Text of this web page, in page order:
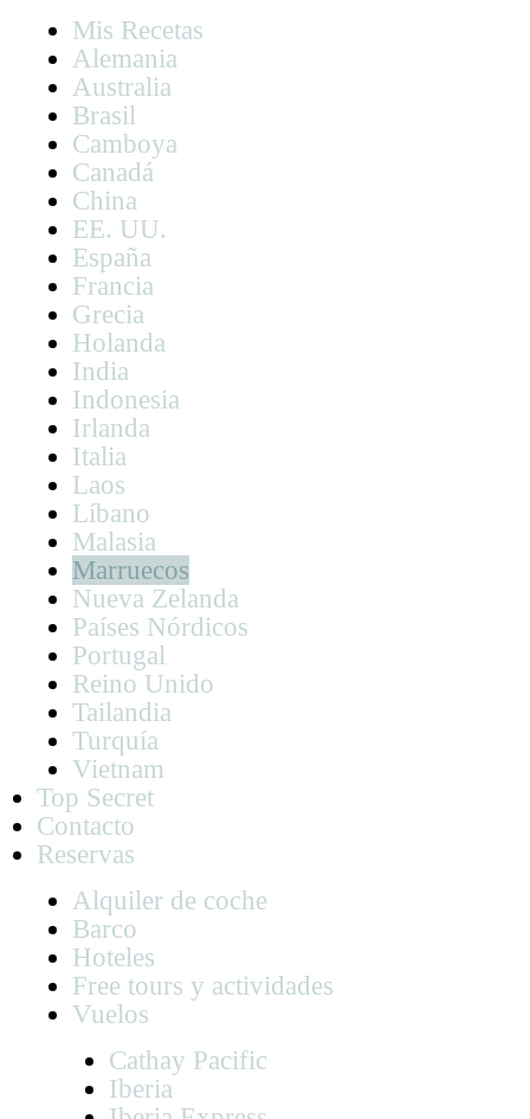
Mis Recetas
Alemania
Australia
Brasil
Camboya
Canadá
China
EE. UU.
España
Francia
Grecia
Holanda
India
Indonesia
Irlanda
Italia
Laos
Líbano
Malasia
Marruecos
Nueva Zelanda
Países Nórdicos
Portugal
Reino Unido
Tailandia
Turquía
Vietnam
Top Secret
Contacto
Reservas
Alquiler de coche
Barco
Hoteles
Free tours y actividades
Vuelos
Cathay Pacific
Iberia